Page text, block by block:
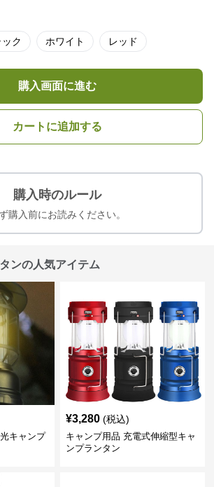
ク ホワイト レッド
購入画面に進む
カートに追加する
購入時のルール
購入前にお読みください。
ンの人気アイテム
キャンプ
¥3,280 (税込)
キャンプ用品 充電式伸縮型キャ
ンプランタン